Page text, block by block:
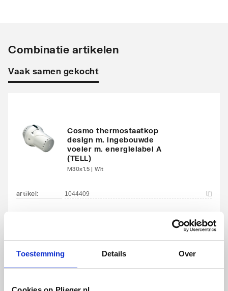
Toestemming Details Over
Bediening
Thermostatisch met
Geschikt voor
tweepijpsysteem
Ja
Thermostatisch
Kleur knop Wit
Kv-waarde
Combinatie artikelen
Vaak samen gekocht
Cosmo thermostaatkop
design m. ingebouwde
voeler m. energielabel A
(TELL)
M30x1.5 | Wit
artikel: 1044409